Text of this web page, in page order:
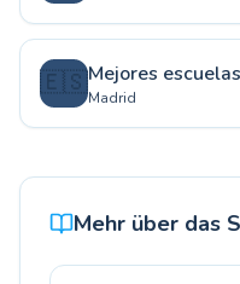
🇪🇸Mejores
Madrid
Mehr über das